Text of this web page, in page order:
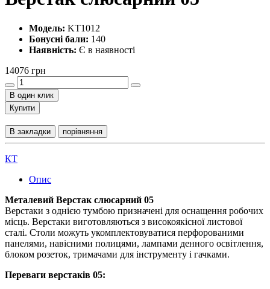
Модель: KT1012
Бонусні бали: 140
Наявність: Є в наявності
14076 грн
В один клик
Купити
В закладки порівняння
КТ
Опис
Металевий Верстак слюсарний 05
Верстаки з однією тумбою призначені для оснащення робочих
місць. Верстаки виготовляються з високоякісної листової
сталі. Столи можуть укомплектовуватися перфорованими
панелями, навісними полицями, лампами денного освітлення,
блоком розеток, тримачами для інструменту і гачками.
Переваги верстаків 05: